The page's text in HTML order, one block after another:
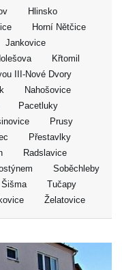
Hlinsko
Horní Nětčice
Jankovice
Křtomil
III-Nové Dvory
Nahošovice
Pacetluky
Prusy
Přestavlky
Radslavice
Soběchleby
Šišma
Tučapy
Želatovice